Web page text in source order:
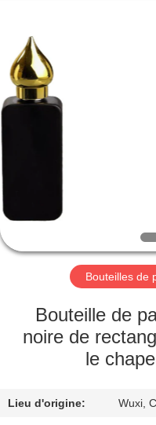
MAISON
PRODUITS
VIDÉOS
LE
SPECTACLE
PROPOS
NOUS
Reserved.
Developed
ECER
Bouteilles de
Bouteille de
noire de
le
Lieu d'origine: Wuxi,